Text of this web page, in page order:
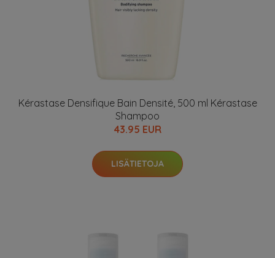
Kérastase Densifique Bain Densité, 500 ml Kérastase
Shampoo
43.95 EUR
LISÄTIETOJA